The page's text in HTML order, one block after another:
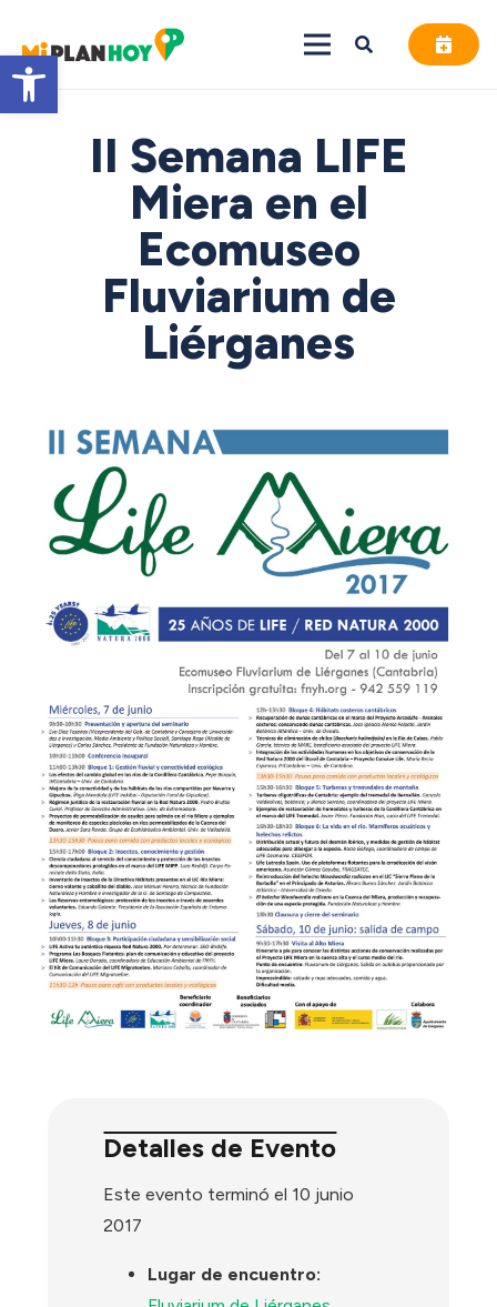
Abrir barra de herramientas
II Semana LIFE
Miera en el
Ecomuseo
Fluviarium de
Liérganes
Detalles de Evento
Este evento terminó el 10 junio
2017
Lugar de encuentro: